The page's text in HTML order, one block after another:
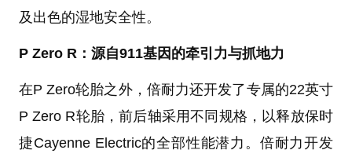
及出色的湿地安全性。
P Zero R：源自911基因的牵引力与抓地力
在P Zero轮胎之外，倍耐力还开发了专属的22英寸
P Zero R轮胎，前后轴采用不同规格，以释放保时
捷Cayenne Electric的全部性能潜力。倍耐力开发